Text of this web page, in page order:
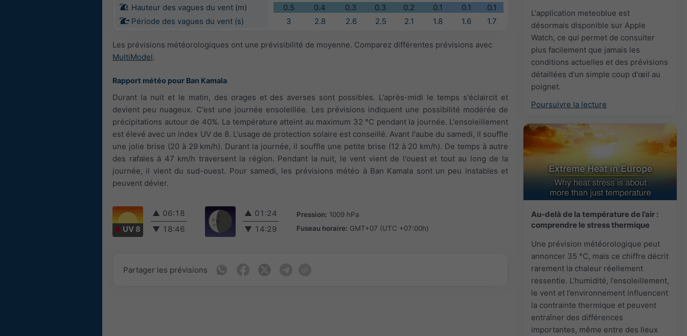
L'application meteoblue est
désormais disponible sur Apple
Watch, ce qui permet de consulter
plus facilement que jamais les
conditions actuelles et des prévisions
détaillées d'un simple coup d'œil au
poignet.
Poursuivre la lecture
Au-delà de la température de l’air :
comprendre le stress thermique
Une prévision météorologique peut
annoncer 35 °C, mais ce chiffre décrit
rarement la chaleur réellement
ressentie. L’humidité, l’ensoleillement,
le vent et l’environnement influencent
la contrainte thermique et peuvent
entraîner des différences
importantes, même entre des lieux
Hauteur des vagues du vent (m) 0.5 0.4 0.3 0.3 0.2 0.1 0.1
0.1
Période des vagues du vent (s)
3 2.8 2.6 2.5 2.1 1.8 1.6 1.7
Les prévisions météorologiques ont une prévisibilité de moyenne. Comparez différentes prévisions avec
MultiModel.
Rapport météo pour Ban Kamala
Durant la nuit et le matin, des orages et des averses sont possibles. L'après-midi le temps s'éclaircit et
devient peu nuageux. C'est une journée ensoleillée. Les prévisions indiquent une possibilité modérée de
précipitations autour de 40%. La température atteint au maximum 32 °C pendant la journée. L'ensoleillement
est élevé avec un index UV de 8. L'usage de protection solaire est conseillé. Avant l'aube du samedi, il souffle
une jolie brise (20 à 29 km/h). Durant la journée, il souffle une petite brise (12 à 20 km/h). De temps à autre
des rafales à 47 km/h traversent la région. Pendant la nuit, le vent vient de l'ouest et tout au long de la
journée, il vient du sud-ouest. Pour samedi, les prévisions météo à Ban Kamala sont un peu instables et
peuvent dévier.
UV 8
▲ 06:18
▼ 18:46
▲ 01:24
▼ 14:29
Pression: 1009 hPa
Fuseau horaire: GMT+07 (UTC +07:00h)
Partager les prévisions